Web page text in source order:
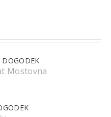
DOGODEK
Mostovna